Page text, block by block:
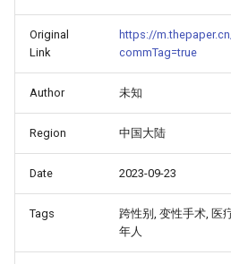
Original
Link
https://
commTag=true
Author 未知
Region 中国大陆
Date 2023-09-23
Tags
跨性别, 变性手术, 医
年人